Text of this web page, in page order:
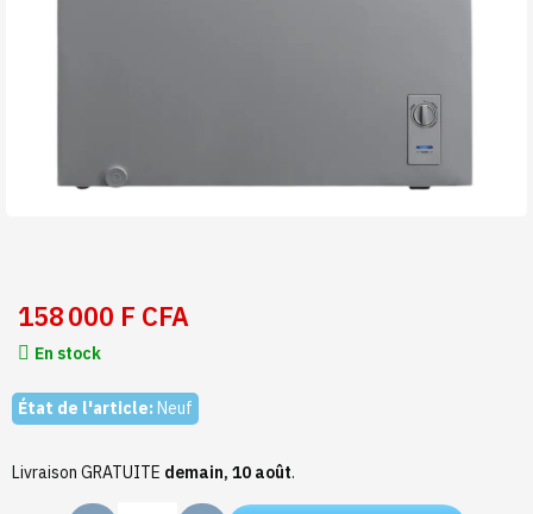
158 000 F CFA
En stock
État de l'article: Neuf
Livraison GRATUITE demain, 10 août.